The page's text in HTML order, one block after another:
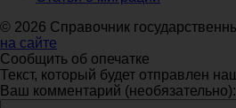
© 2026 Справочник
на сайте
Сообщить об опечатке
Текст, который будет отправлен
Ваш комментарий (необязательно):